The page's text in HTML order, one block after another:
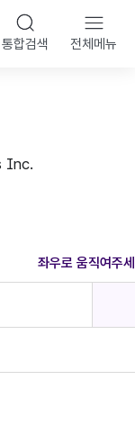
통합검색 전체메뉴
Inc.